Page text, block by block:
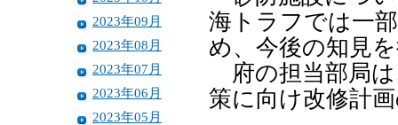
2023年09月
2023年08月
2023年07月
2023年06月
2023年05月
海トラフでは一
め、今後の知見
府の担当部局は
策に向け改修計